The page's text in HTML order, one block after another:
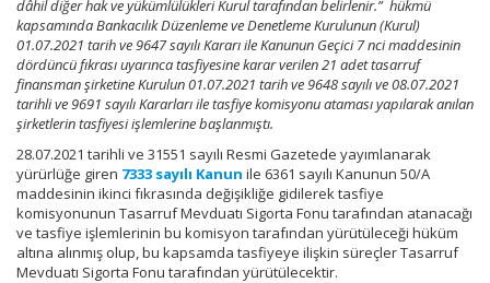
dâhil diğer hak ve yükümlülükleri Kurul tarafından belirlenir.” hükmü
kapsamında Bankacılık Düzenleme ve Denetleme Kurulunun (Kurul)
01.07.2021 tarih ve 9647 sayılı Kararı ile Kanunun Geçici 7 nci maddesinin
dördüncü fıkrası uyarınca tasfiyesine karar verilen 21 adet tasarruf
finansman şirketine Kurulun 01.07.2021 tarih ve 9648 sayılı ve 08.07.2021
tarihli ve 9691 sayılı Kararları ile tasfiye komisyonu ataması yapılarak anılan
şirketlerin tasfiyesi işlemlerine başlanmıştı.
28.07.2021 tarihli ve 31551 sayılı Resmi Gazetede yayımlanarak
yürürlüğe giren 7333 sayılı Kanun ile 6361 sayılı Kanunun 50/A
maddesinin ikinci fıkrasında değişikliğe gidilerek tasfiye
komisyonunun Tasarruf Mevduatı Sigorta Fonu tarafından atanacağı
ve tasfiye işlemlerinin bu komisyon tarafından yürütüleceği hüküm
altına alınmış olup, bu kapsamda tasfiyeye ilişkin süreçler Tasarruf
Mevduatı Sigorta Fonu tarafından yürütülecektir.